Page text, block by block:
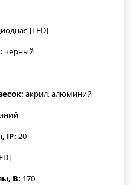
[LED]
черный
акрил, алюминий
IP: 20
В: 170